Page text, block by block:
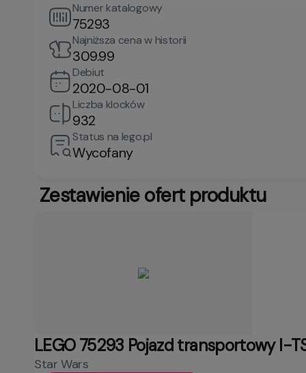
Numer katalogowy
75293
Najniższa cena w historii
309.99
Debiut
2020-08-01
Liczba klocków
932
Status na lego.pl
Wycofany
Zestawienie ofert produktu
LEGO 75293 Pojazd transportowy I-
Star Wars